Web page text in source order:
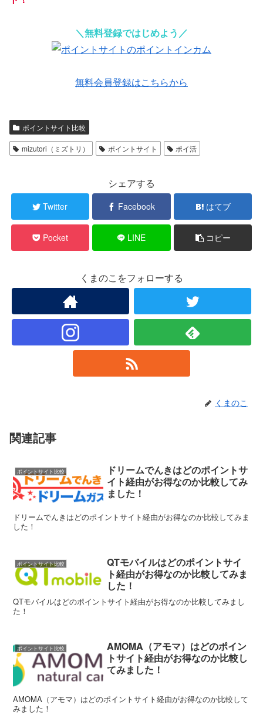
＼無料登録ではじめよう／
無料会員登録はこちらから
ポイントサイト比較
mizutori（ミズトリ） ポイントサイト ポイ活
シェアする
Twitter Facebook はてブ
Pocket LINE コピー
くまのこをフォローする
くまのこ
関連記事
ポイントサイト比較
ドリームでんきはどのポイントサ
イト経由がお得なのか比較してみ
ました！
ドリームでんきはどのポイントサイト経由がお得なのか比較してみま
した！
ポイントサイト比較
QTモバイルはどのポイントサイ
ト経由がお得なのか比較してみま
した！
QTモバイルはどのポイントサイト経由がお得なのか比較してみまし
た！
ポイントサイト比較
AMOMA（アモマ）はどのポイン
トサイト経由がお得なのか比較し
てみました！
AMOMA（アモマ）はどのポイントサイト経由がお得なのか比較して
みました！